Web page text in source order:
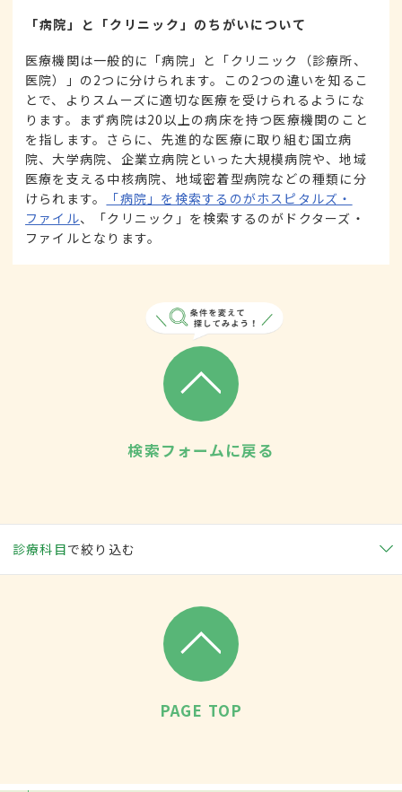
「病院」と「クリニック」のちがいについて
医療機関は一般的に「病院」と「クリニック（診療所、
医院）」の2つに分けられます。この2つの違いを知るこ
とで、よりスムーズに適切な医療を受けられるようにな
ります。まず病院は20以上の病床を持つ医療機関のこと
を指します。さらに、先進的な医療に取り組む国立病
院、大学病院、企業立病院といった大規模病院や、地域
医療を支える中核病院、地域密着型病院などの種類に分
けられます。
「病院」を検索するのがホスピタルズ・
ファイル、「クリニック」を検索するのがドクターズ・
ファイルとなります。
検索フォームに戻る
診療科目で絞り込む
PAGE TOP